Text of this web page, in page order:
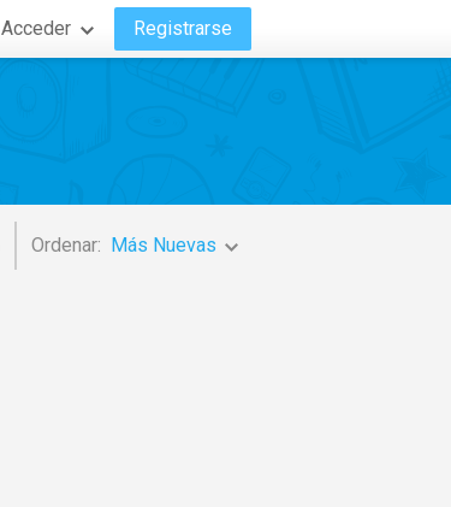
Acceder Registrarse
Ordenar: Más Nuevas